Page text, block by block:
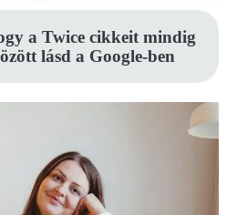
a Twice cikkeit mindig
lásd a Google-ben